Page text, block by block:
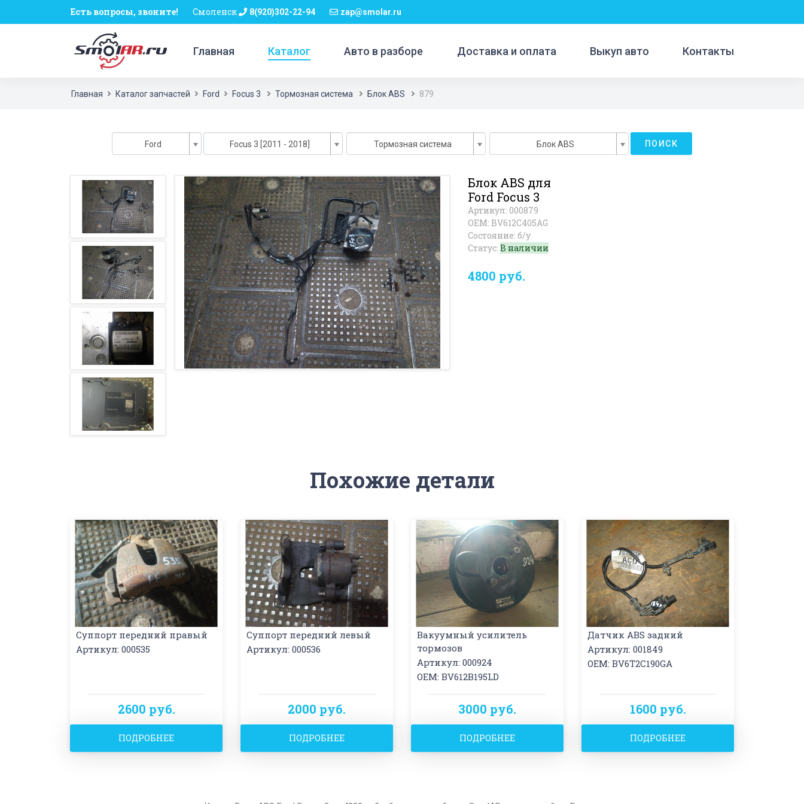
Есть вопросы, звоните! Смоленск 8(920)302-22-94 zap@smolar.ru
Главная Каталог Авто в разборе Доставка и оплата Выкуп авто Контакты
Главная Каталог запчастей Ford Focus 3 Тормозная система Блок ABS 879
Ford Focus 3 [2011 - 2018] Тормозная система Блок ABS ПОИСК
Блок ABS для
Ford Focus 3
Артикул: 000879
OEM: BV612C405AG
Состояние: б/у
Статус: В наличии
4800 руб.
Похожие детали
Суппорт передний правый
Артикул: 000535
2600 руб.
ПОДРОБНЕЕ
Суппорт передний левый
Артикул: 000536
2000 руб.
ПОДРОБНЕЕ
Вакуумный усилитель
тормозов
Артикул: 000924
OEM: BV612B195LD
3000 руб.
ПОДРОБНЕЕ
Датчик ABS задний
Артикул: 001849
OEM: BV6T2C190GA
1600 руб.
ПОДРОБНЕЕ